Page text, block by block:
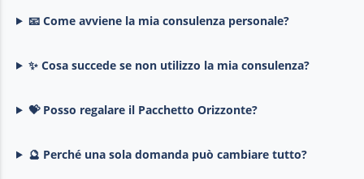
📧 Come avviene la mia consulenza personale?
✨ Cosa succede se non utilizzo la mia consulenza?
💝 Posso regalare il Pacchetto Orizzonte?
🔮 Perché una sola domanda può cambiare tutto?